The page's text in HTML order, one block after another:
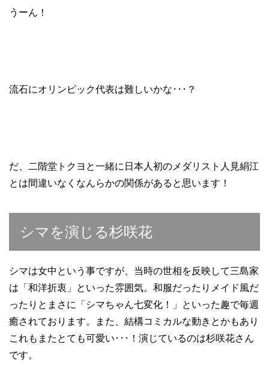
うーん！
流石にオリンピック代表は難しいかな･･･？
だ、二階堂トクヨと一緒に日本人初のメダリスト人見絹江
とは間違いなくなんらかの関係があると思います！
シマを演じる杉咲花
シマは女中という事ですが、当時の世相を反映して三島家
は「和洋折衷」といった雰囲気。和服だったりメイド風だ
ったりとまさに「シマちゃん七変化！」といった趣で毎週
癒されております。また、結構コミカルな動きとかもあり
これもまたとても可愛い･･･！演じているのは杉咲花さん
です。